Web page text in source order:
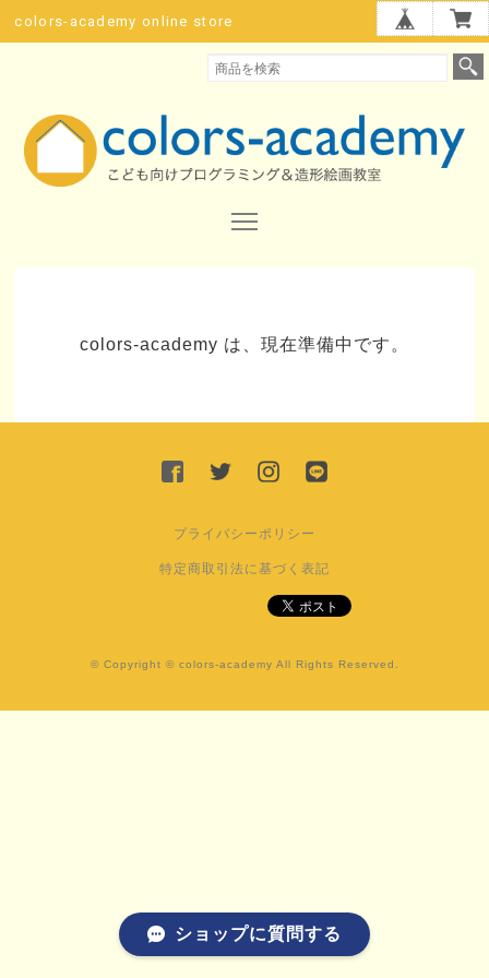
colors-academy online store
colors-academy は、現在準備中です。
プライバシーポリシー
特定商取引法に基づく表記
© Copyright © colors-academy All Rights Reserved.
ショップに質問する